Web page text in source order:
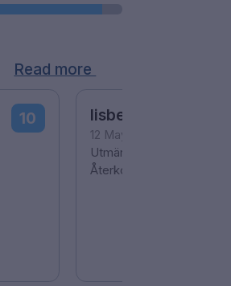
Read more
10 lisbeth
12 May 2026
Utmärkt läge och trevlig
Återkommer.